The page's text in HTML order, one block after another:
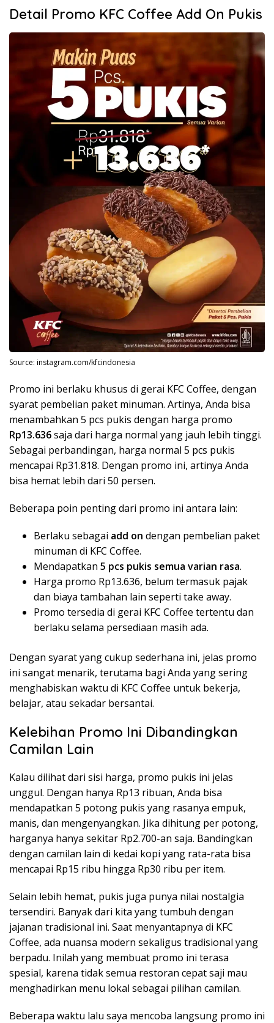
Detail Promo KFC Coffee Add On Pukis
Source: instagram.com/kfcindonesia
Promo ini berlaku khusus di gerai KFC Coffee, dengan
syarat pembelian paket minuman. Artinya, Anda bisa
menambahkan 5 pcs pukis dengan harga promo
Rp13.636saja dari harga normal yang jauh lebih tinggi.
Sebagai perbandingan, harga normal 5 pcs pukis
mencapai Rp31.818. Dengan promo ini, artinya Anda
bisa hemat lebih dari 50 persen.
Beberapa poin penting dari promo ini antara lain:
Berlaku sebagai add on dengan pembelian paket
minuman di KFC Coffee.
Mendapatkan 5 pcs pukis semua varian rasa.
Harga promo Rp13.636, belum termasuk pajak
dan biaya tambahan lain seperti take away.
Promo tersedia di gerai KFC Coffee tertentu dan
berlaku selama persediaan masih ada.
Dengan syarat yang cukup sederhana ini, jelas promo
ini sangat menarik, terutama bagi Anda yang sering
menghabiskan waktu di KFC Coffee untuk bekerja,
belajar, atau sekadar bersantai.
Kelebihan Promo Ini Dibandingkan
Camilan Lain
Kalau dilihat dari sisi harga, promo pukis ini jelas
unggul. Dengan hanya Rp13 ribuan, Anda bisa
mendapatkan 5 potong pukis yang rasanya empuk,
manis, dan mengenyangkan. Jika dihitung per potong,
harganya hanya sekitar Rp2.700-an saja. Bandingkan
dengan camilan lain di kedai kopi yang rata-rata bisa
mencapai Rp15 ribu hingga Rp30 ribu per item.
Selain lebih hemat, pukis juga punya nilai nostalgia
tersendiri. Banyak dari kita yang tumbuh dengan
jajanan tradisional ini. Saat menyantapnya di KFC
Coffee, ada nuansa modern sekaligus tradisional yang
berpadu. Inilah yang membuat promo ini terasa
spesial, karena tidak semua restoran cepat saji mau
menghadirkan menu lokal sebagai pilihan camilan.
Beberapa waktu lalu saya mencoba langsung promo ini